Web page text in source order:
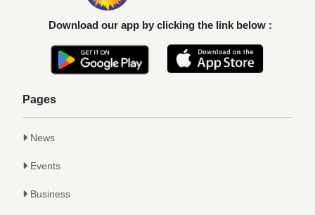
Achievements
कु. आलाप किशोर सावे, आपल्या अथक परिश्रम व
गुणवत्तेवर यशस्वीर...
Achievements
Download our app by clicking the link below :
Pages
News
Events
Business